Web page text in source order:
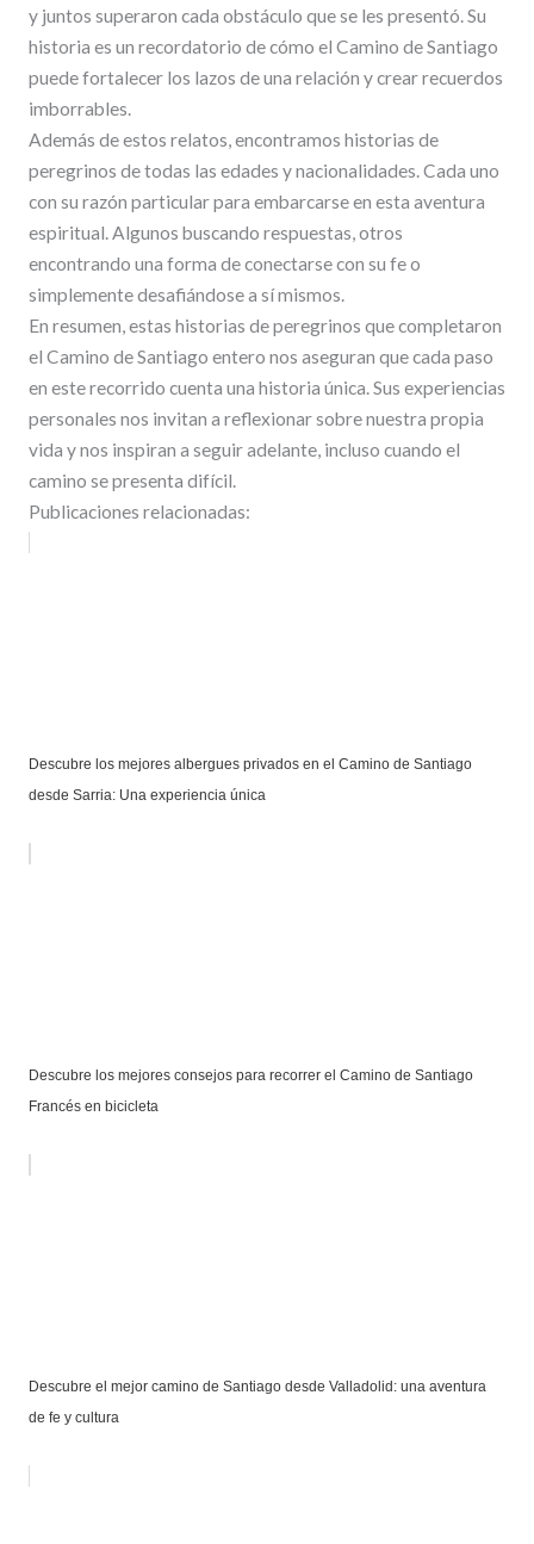
y juntos superaron cada obstáculo que se les presentó. Su
historia es un recordatorio de cómo el Camino de Santiago
puede fortalecer los lazos de una relación y crear recuerdos
imborrables.
Además de estos relatos, encontramos historias de
peregrinos de todas las edades y nacionalidades. Cada uno
con su razón particular para embarcarse en esta aventura
espiritual. Algunos buscando respuestas, otros
encontrando una forma de conectarse con su fe o
simplemente desafiándose a sí mismos.
En resumen, estas historias de peregrinos que completaron
el Camino de Santiago entero nos aseguran que cada paso
en este recorrido cuenta una historia única. Sus experiencias
personales nos invitan a reflexionar sobre nuestra propia
vida y nos inspiran a seguir adelante, incluso cuando el
camino se presenta difícil.
Publicaciones relacionadas:
Descubre los mejores albergues privados en el Camino de Santiago
desde Sarria: Una experiencia única
Descubre los mejores consejos para recorrer el Camino de Santiago
Francés en bicicleta
Descubre el mejor camino de Santiago desde Valladolid: una aventura
de fe y cultura